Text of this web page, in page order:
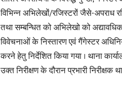
विभिन्न अभिलेखों/रजिस्टरों जैसे-अपराध
तथा सम्बन्धित को अभिलेखो को
विवेचनाओं के निस्तारण एवं गैंगेस्टर
करने हेतु निर्देशित किया गया । थाना
उक्त निरीक्षण के दौरान प्रभारी